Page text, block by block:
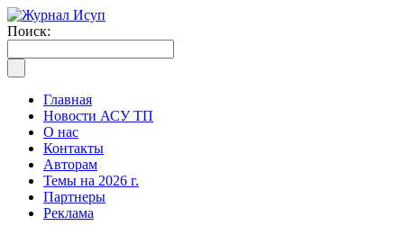
Поиск:
Главная
Новости АСУ ТП
О нас
Контакты
Авторам
Темы на 2026 г.
Партнеры
Реклама